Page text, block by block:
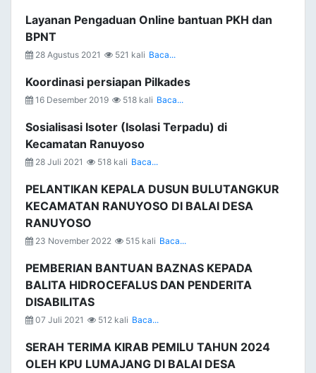
Layanan Pengaduan Online bantuan PKH dan
BPNT
28 Agustus 2021 521 kali Baca...
Koordinasi persiapan Pilkades
16 Desember 2019 518 kali Baca...
Sosialisasi Isoter (Isolasi Terpadu) di
Kecamatan Ranuyoso
28 Juli 2021 518 kali Baca...
PELANTIKAN KEPALA DUSUN BULUTANGKUR
KECAMATAN RANUYOSO DI BALAI DESA
RANUYOSO
23 November 2022 515 kali Baca...
PEMBERIAN BANTUAN BAZNAS KEPADA
BALITA HIDROCEFALUS DAN PENDERITA
DISABILITAS
07 Juli 2021 512 kali Baca...
SERAH TERIMA KIRAB PEMILU TAHUN 2024
OLEH KPU LUMAJANG DI BALAI DESA